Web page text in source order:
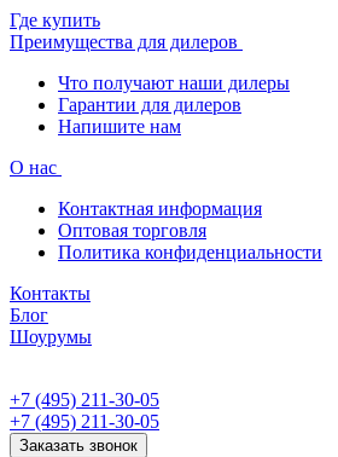
Где купить
Преимущества для дилеров
Что получают наши дилеры
Гарантии для дилеров
Напишите нам
О нас
Контактная информация
Оптовая торговля
Политика конфиденциальности
Контакты
Блог
Шоурумы
+7 (495) 211-30-05
+7 (495) 211-30-05
Заказать звонок